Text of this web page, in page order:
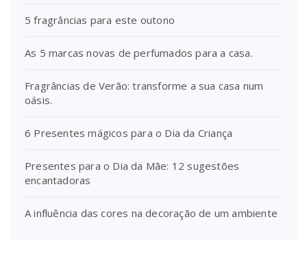
5 fragrâncias para este outono
As 5 marcas novas de perfumados para a casa.
Fragrâncias de Verão: transforme a sua casa num
oásis.
6 Presentes mágicos para o Dia da Criança
Presentes para o Dia da Mãe: 12 sugestões
encantadoras
A influência das cores na decoração de um ambiente